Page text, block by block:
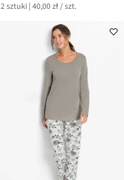
2 sztuki | 40,00 zł / szt.